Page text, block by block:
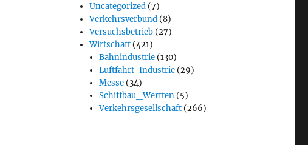
Uncategorized (7)
Verkehrsverbund (8)
Versuchsbetrieb (27)
Wirtschaft (421)
Bahnindustrie (130)
Luftfahrt-Industrie (29)
Messe (34)
Schiffbau_Werften (5)
Verkehrsgesellschaft (266)